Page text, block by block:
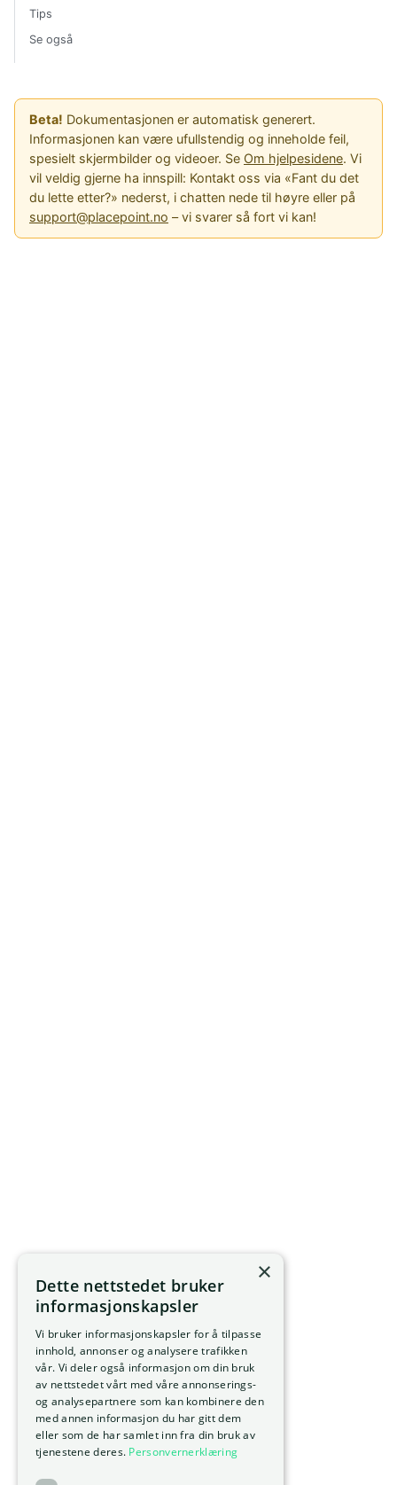
Tips
Se også
Beta! Dokumentasjonen er automatisk generert.
Informasjonen kan være ufullstendig og inneholde feil,
spesielt skjermbilder og videoer. Se Om hjelpesidene. Vi
vil veldig gjerne ha innspill: Kontakt oss via «Fant du det
du lette etter?» nederst, i chatten nede til høyre eller på
support@placepoint.no – vi svarer så fort vi kan!
×
Dette nettstedet bruker
informasjonskapsler
Vi bruker informasjonskapsler for å tilpasse
innhold, annonser og analysere trafikken
vår. Vi deler også informasjon om din bruk
av nettstedet vårt med våre annonserings-
og analysepartnere som kan kombinere den
med annen informasjon du har gitt dem
eller som de har samlet inn fra din bruk av
tjenestene deres. Personvernerklæring